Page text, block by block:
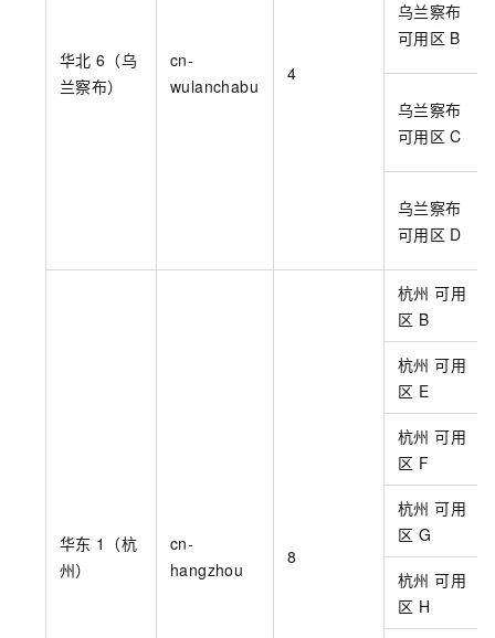
华北 6（乌
兰察布）
cn-
wulanchabu
4
乌兰察布
可用区 B
乌兰察布
可用区 C
乌兰察布
可用区 D
华东 1（杭
州）
cn-
hangzhou
8
杭州 可用
区 B
杭州 可用
区 E
杭州 可用
区 F
杭州 可用
区 G
杭州 可用
区 H